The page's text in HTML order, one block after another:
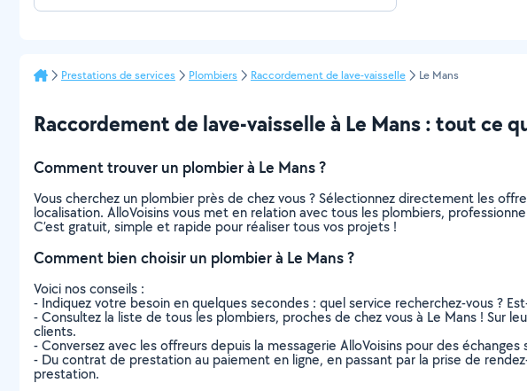
Prestations de services Plombiers Raccordement de lave-vaisselle Le Mans
Raccordement de lave-vaisselle à Le Mans : tout ce
Comment trouver un plombier à Le Mans ?
Vous cherchez un plombier près de chez vous ? Sélectionnez directement les
localisation. AlloVoisins vous met en relation avec tous les plombiers,
C’est gratuit, simple et rapide pour réaliser tous vos projets !
Comment bien choisir un plombier à Le Mans ?
Voici nos conseils :
- Indiquez votre besoin en quelques secondes : quel service recherchez-vous ?
- Consultez la liste de tous les plombiers, proches de chez vous à Le Mans ! Sur
clients.
- Conversez avec les offreurs depuis la messagerie AlloVoisins pour des
- Du contrat de prestation au paiement en ligne, en passant par la prise de
prestation.